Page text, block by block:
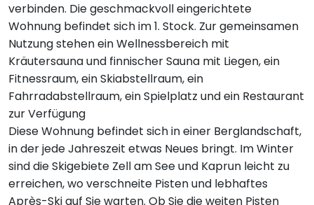
verbinden. Die geschmackvoll eingerichtete
Wohnung befindet sich im 1. Stock. Zur gemeinsamen
Nutzung stehen ein Wellnessbereich mit
Kräutersauna und finnischer Sauna mit Liegen, ein
Fitnessraum, ein Skiabstellraum, ein
Fahrradabstellraum, ein Spielplatz und ein Restaurant
zur Verfügung
Diese Wohnung befindet sich in einer Berglandschaft,
in der jede Jahreszeit etwas Neues bringt. Im Winter
sind die Skigebiete Zell am See und Kaprun leicht zu
erreichen, wo verschneite Pisten und lebhaftes
Après-Ski auf Sie warten. Ob Sie die weiten Pisten